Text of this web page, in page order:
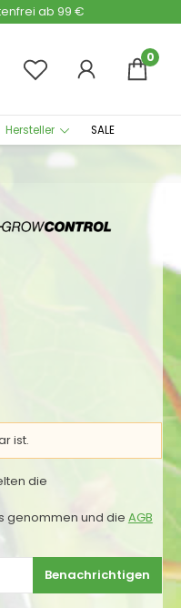
ab 99 €
0
Hersteller SALE
ist.
die
genommen und die AGB
Benachrichtigen